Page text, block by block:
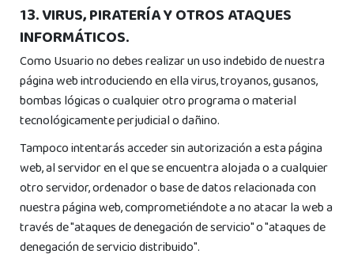
13. VIRUS, PIRATERÍA Y OTROS ATAQUES
INFORMÁTICOS.
Como Usuario no debes realizar un uso indebido de nuestra
página web introduciendo en ella virus, troyanos, gusanos,
bombas lógicas o cualquier otro programa o material
tecnológicamente perjudicial o dañino.
Tampoco intentarás acceder sin autorización a esta página
web, al servidor en el que se encuentra alojada o a cualquier
otro servidor, ordenador o base de datos relacionada con
nuestra página web, comprometiéndote a no atacar la web a
través de "ataques de denegación de servicio" o "ataques de
denegación de servicio distribuido".